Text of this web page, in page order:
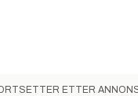
kostnader med 269
lagt på is.
ETTER